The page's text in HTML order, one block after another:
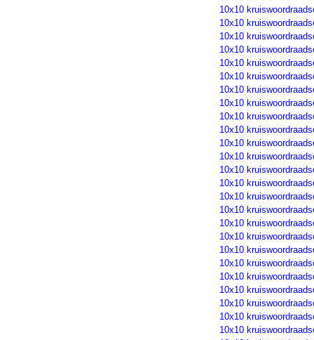
10x10
10x10
10x10
10x10
10x10
10x10
10x10
10x10
10x10
10x10
10x10
10x10
10x10
10x10
10x10
10x10
10x10
10x10
10x10
10x10
10x10
10x10
10x10
10x10
10x10